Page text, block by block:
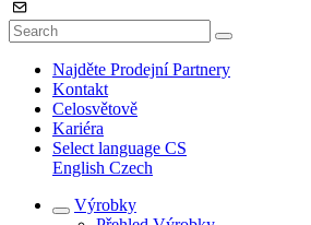
Najděte Prodejní Partnery
Kontakt
Celosvětově
Kariéra
Select language CS
English Czech
Výrobky